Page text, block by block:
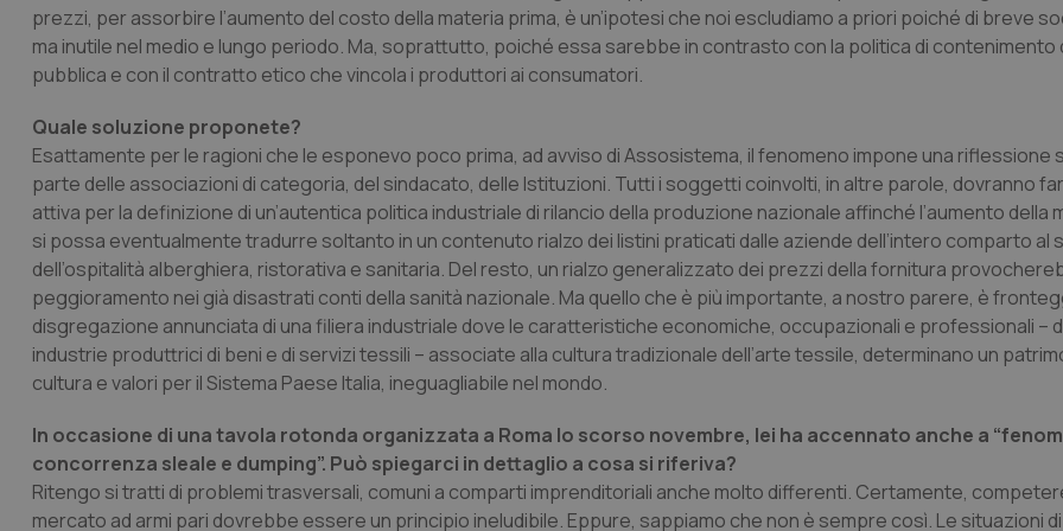
prezzi, per assorbire l’aumento del costo della materia prima, è un’ipotesi che noi escludiamo a priori poiché di breve
ma inutile nel medio e lungo periodo. Ma, soprattutto, poiché essa sarebbe in contrasto con la politica di contenimento
pubblica e con il contratto etico che vincola i produttori ai consumatori.
Quale soluzione proponete?
Esattamente per le ragioni che le esponevo poco prima, ad avviso di Assosistema, il fenomeno impone una riflessione
parte delle associazioni di categoria, del sindacato, delle Istituzioni. Tutti i soggetti coinvolti, in altre parole, dovranno
attiva per la definizione di un’autentica politica industriale di rilancio della produzione nazionale affinché l’aumento della
si possa eventualmente tradurre soltanto in un contenuto rialzo dei listini praticati dalle aziende dell’intero comparto al
dell’ospitalità alberghiera, ristorativa e sanitaria. Del resto, un rialzo generalizzato dei prezzi della fornitura
peggioramento nei già disastrati conti della sanità nazionale. Ma quello che è più importante, a nostro parere, è
disgregazione annunciata di una filiera industriale dove le caratteristiche economiche, occupazionali e professionali –
industrie produttrici di beni e di servizi tessili – associate alla cultura tradizionale dell’arte tessile, determinano un
cultura e valori per il Sistema Paese Italia, ineguagliabile nel mondo.
In occasione di una tavola rotonda organizzata a Roma lo scorso novembre, lei ha accennato anche a
concorrenza sleale e dumping”. Può spiegarci in dettaglio a cosa si riferiva?
Ritengo si tratti di problemi trasversali, comuni a comparti imprenditoriali anche molto differenti. Certamente,
mercato ad armi pari dovrebbe essere un principio ineludibile. Eppure, sappiamo che non è sempre così. Le situazioni
CookieScriptConsent
CookieScript
www.quotidianosanita.it
settimane
Questo cookie viene utilizzato
Script.com per ricordare le
tracking-enable
settimane
2 giorni
abilitare il sistema di tracking
session-id
www.quotidianosanita.it
settimane
2 giorni
Questo cookie è impostato
assegnare un identificatore
_ga
Google LLC
.quotidianosanita.it
1 anno 1
Questo nome di cookie è
Universal Analytics, che è un
significativo del servizio di
utilizzato da Google. Questo
per distinguere utenti unici
generato in modo casuale come
cliente. È incluso in ogni
PHPSESSID
PHP.net
www.quotidianosanita.it
Sessione
Cookie generato da applicazioni
sessione utente. Normalmente è
generato in modo casuale, il
utilizzato può essere specifico